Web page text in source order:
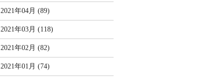
2021年04月 (89)
2021年03月 (118)
2021年02月 (82)
2021年01月 (74)